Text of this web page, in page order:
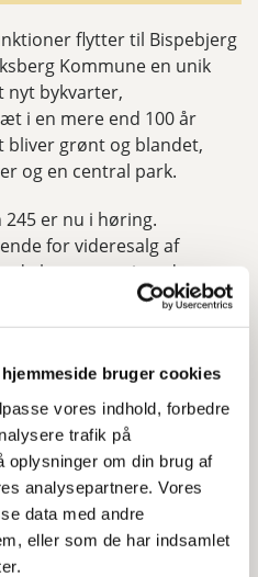
bruger cookies
vores indhold, forbedre
trafik på
oplysninger om din brug af
analysepartnere. Vores
data med andre
eller som de har indsamlet
bæredygtighed,
eller anden
De midlertidige
5 år og vil være en
nye formater og skabe
for både dem,
og for besøgende.
flytter til Bispebjerg
Kommune en unik
nyt bykvarter,
i en mere end 100 år
bliver grønt og blandet,
og en central park.
er nu i høring.
for videresalg af
de byggeretsgivende
på grundlag af
bygherrer.
og forslagene følges af en
, hvis du har kommentarer
senest 5. august 2026.
Åbn alle